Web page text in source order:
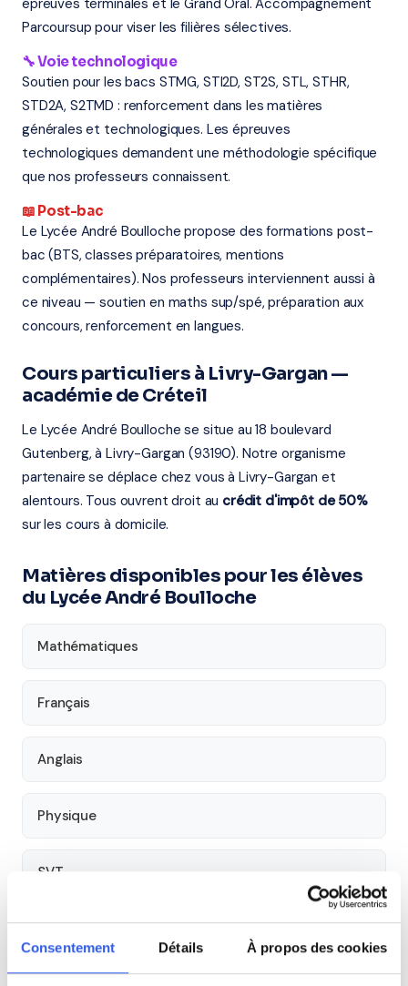
Consentement Détails À propos des cookies
épreuves terminales et le Grand Oral. Accompagnement
Parcoursup pour viser les filières sélectives.
🔧 Voie technologique
Soutien pour les bacs STMG, STI2D, ST2S, STL, STHR,
STD2A, S2TMD : renforcement dans les matières
générales et technologiques. Les épreuves
technologiques demandent une méthodologie spécifique
que nos professeurs connaissent.
📖 Post-bac
Le Lycée André Boulloche propose des formations post-
bac (BTS, classes préparatoires, mentions
complémentaires). Nos professeurs interviennent aussi à
ce niveau — soutien en maths sup/spé, préparation aux
concours, renforcement en langues.
Cours particuliers à Livry-Gargan —
académie de Créteil
Le Lycée André Boulloche se situe au 18 boulevard
Gutenberg, à Livry-Gargan (93190). Notre organisme
partenaire se déplace chez vous à Livry-Gargan et
alentours. Tous ouvrent droit au crédit d'impôt de 50%
sur les cours à domicile.
Matières disponibles pour les élèves
du Lycée André Boulloche
Mathématiques
Français
Anglais
Physique
SVT
Philosophie